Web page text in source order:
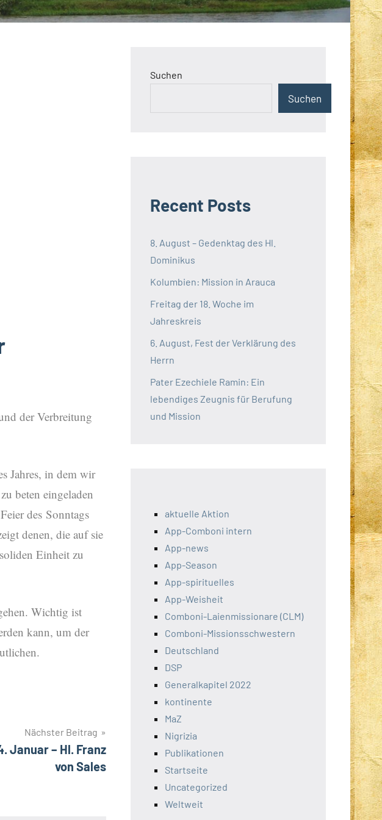
der Verbreitung
Jahres, in dem wir
beten eingeladen
des Sonntags
denen, die auf sie
Einheit zu
Wichtig ist
kann, um der
Nächster Beitrag
Januar – Hl. Franz
von Sales
Suchen
Suchen
Recent Posts
8. August – Gedenktag des Hl.
Dominikus
Kolumbien: Mission in Arauca
Freitag der 18. Woche im
Jahreskreis
6. August, Fest der Verklärung des
Herrn
Pater Ezechiele Ramin: Ein
lebendiges Zeugnis für Berufung
und Mission
aktuelle Aktion
App-Comboni intern
App-news
App-Season
App-spirituelles
App-Weisheit
Comboni-Laienmissionare (CLM)
Comboni-Missionsschwestern
Deutschland
DSP
Generalkapitel 2022
kontinente
MaZ
Nigrizia
Publikationen
Startseite
Uncategorized
Weltweit